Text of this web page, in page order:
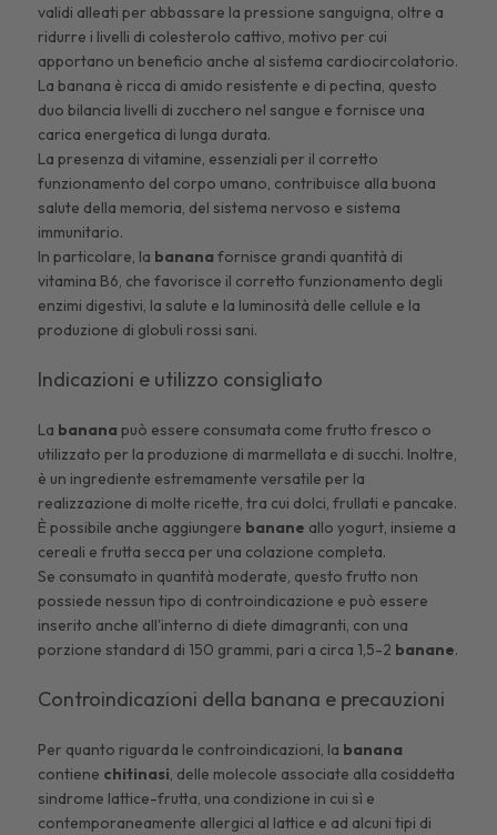
validi alleati per abbassare la pressione sanguigna, oltre a
ridurre i livelli di colesterolo cattivo, motivo per cui
apportano un beneficio anche al sistema cardiocircolatorio.
La banana è ricca di amido resistente e di pectina, questo
duo bilancia livelli di zucchero nel sangue e fornisce una
carica energetica di lunga durata.
La presenza di vitamine, essenziali per il corretto
funzionamento del corpo umano, contribuisce alla buona
salute della memoria, del sistema nervoso e sistema
immunitario.
In particolare, la banana fornisce grandi quantità di
vitamina B6, che favorisce il corretto funzionamento degli
enzimi digestivi, la salute e la luminosità delle cellule e la
produzione di globuli rossi sani.
Indicazioni e utilizzo consigliato
La banana può essere consumata come frutto fresco o
utilizzato per la produzione di marmellata e di succhi. Inoltre,
è un ingrediente estremamente versatile per la
realizzazione di molte ricette, tra cui dolci, frullati e pancake.
È possibile anche aggiungere banane allo yogurt, insieme a
cereali e frutta secca per una colazione completa.
Se consumato in quantità moderate, questo frutto non
possiede nessun tipo di controindicazione e può essere
inserito anche all'interno di diete dimagranti, con una
porzione standard di 150 grammi, pari a circa 1,5-2 banane.
Controindicazioni della banana e precauzioni
Per quanto riguarda le controindicazioni, la banana
contiene chitinasi, delle molecole associate alla cosiddetta
sindrome lattice-frutta, una condizione in cui sì e
contemporaneamente allergici al lattice e ad alcuni tipi di